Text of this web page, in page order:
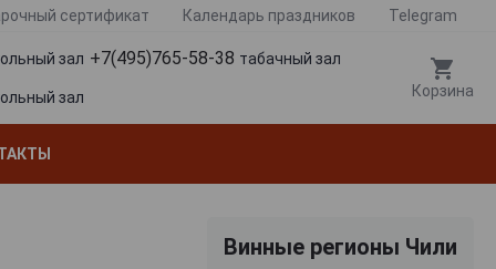
сертификат Календарь праздников Telegram
зал +7(495)765-58-38 табачный зал
зал Корзина
Винные регионы Чили